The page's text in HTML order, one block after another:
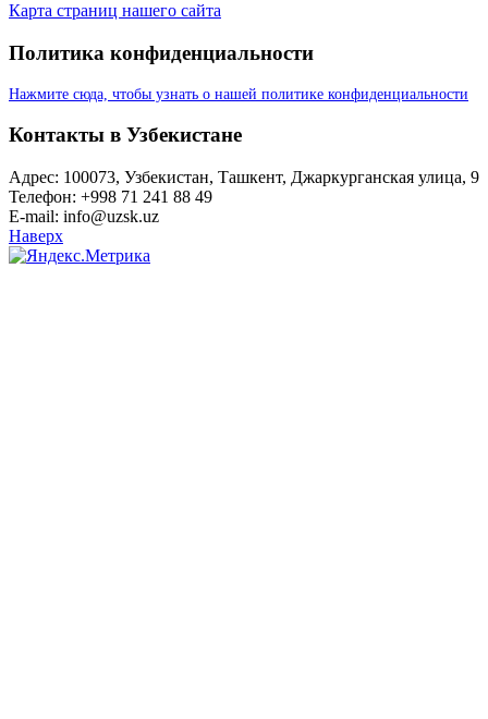
Карта страниц нашего сайта
Политика конфиденциальности
Нажмите сюда, чтобы узнать о нашей политике конфиденциальности
Контакты в Узбекистане
Адрес: 100073, Узбекистан, Ташкент, Джаркурганская улица, 9
Телефон: +998 71 241 88 49
E-mail: info@uzsk.uz
Наверх